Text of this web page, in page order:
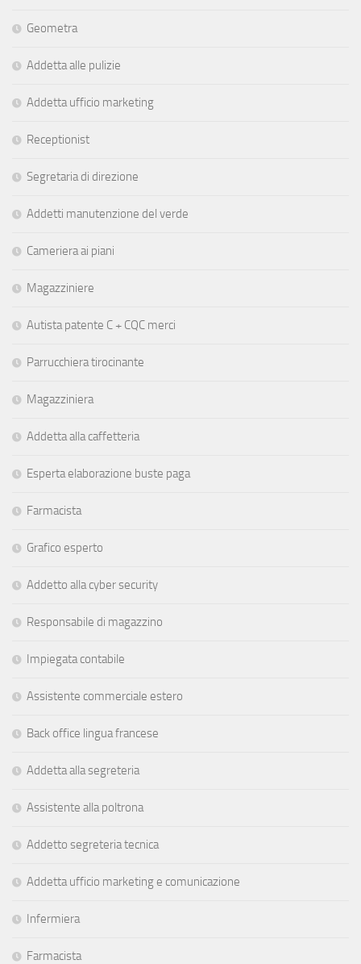
Geometra
Addetta alle pulizie
Addetta ufficio marketing
Receptionist
Segretaria di direzione
Addetti manutenzione del verde
Cameriera ai piani
Magazziniere
Autista patente C + CQC merci
Parrucchiera tirocinante
Magazziniera
Addetta alla caffetteria
Esperta elaborazione buste paga
Farmacista
Grafico esperto
Addetto alla cyber security
Responsabile di magazzino
Impiegata contabile
Assistente commerciale estero
Back office lingua francese
Addetta alla segreteria
Assistente alla poltrona
Addetto segreteria tecnica
Addetta ufficio marketing e comunicazione
Infermiera
Farmacista